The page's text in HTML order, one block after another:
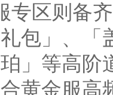
专区则备
包」、「
」等高阶
黄金服高